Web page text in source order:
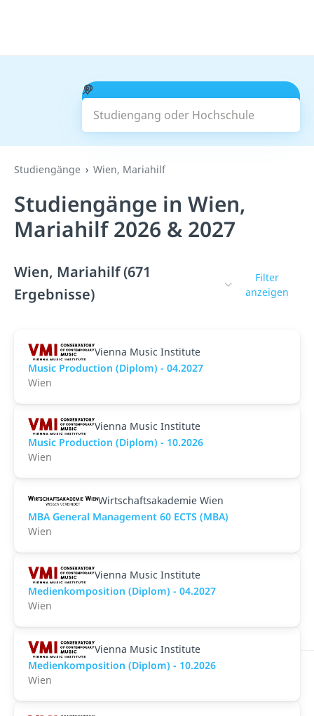
Studiengang oder Hochschule
Suchen
Studiengänge Wien, Mariahilf
Studiengänge in Wien,
Mariahilf 2026 & 2027
Wien, Mariahilf (671
Ergebnisse)
Filter
anzeigen
Vienna Music Institute
Music Production (Diplom) - 04.2027
Wien
Vienna Music Institute
Music Production (Diplom) - 10.2026
Wien
Wirtschaftsakademie Wien
MBA General Management 60 ECTS (MBA)
Wien
Vienna Music Institute
Medienkomposition (Diplom) - 04.2027
Wien
Vienna Music Institute
Medienkomposition (Diplom) - 10.2026
Wien